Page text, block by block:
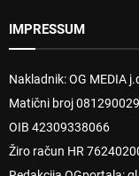
IMPRESSUM
Nakladnik: OG MEDIA
Matični broj 081290029
OIB 42309338066
Žiro račun HR